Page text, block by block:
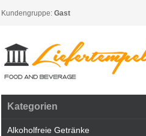
Kundengruppe: Gast
Kategorien
Alkoholfreie Getränke